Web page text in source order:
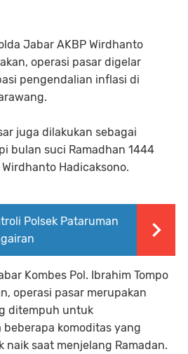
Jabar AKBP Wirdhanto
operasi pasar digelar
pengendalian inflasi di
juga dilakukan sebagai
bulan suci Ramadhan 1444
Hadicaksono.
Polsek Pataruman
Kombes Pol. Ibrahim Tompo
operasi pasar merupakan
ditempuh untuk
komoditas yang
naik saat menjelang Ramadan.